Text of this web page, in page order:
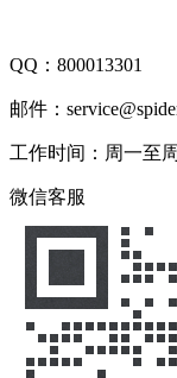
QQ： 800013301
邮件：
工作时间：周一至
微信客服